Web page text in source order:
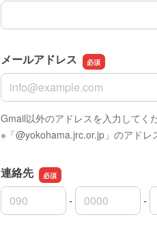
メールアドレス
メールアドレス
Gmail以外のアドレスを入力してく
※「@yokohama.jrc.or.jp」のアドレ
連絡先
連絡先の市外局番
-
連絡先の市内局番 -
連絡先の加入者番号